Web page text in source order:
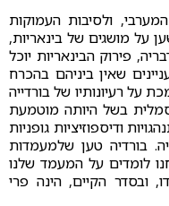
ולסיבות העמוקות
על מושגים של בינאריות,
פירוק הבינאריות יוכל
שאין ביניהם בהכרח
על רעיונותיו של בורדייה
הסמלית בשל היותה מוטמעת
ודיספוזיציות גופניות
בורדיה טען שלמעמדות
לומדים על המעמד שלנו
ובסדר הקיים, הינה פרי